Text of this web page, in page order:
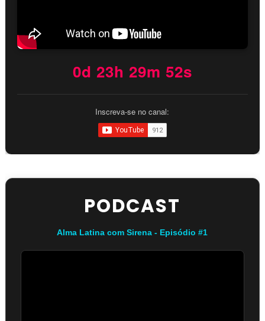
0d 23h 29m 52s
Inscreva-se no canal:
PODCAST
Alma Latina com Sirena - Episódio #1